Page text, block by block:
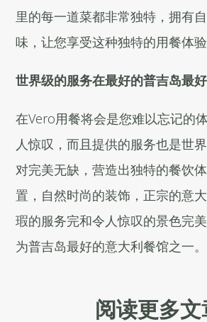
里的每一道菜都非常独特，拥有
味，让您享受这种独特的用餐体验
世界级的服务在最好的普吉岛最
在Vero用餐将会是您难以忘记的
人惊叹，而且提供的服务也是世
对完美无缺，营造出独特的餐饮
置，自然时尚的装饰，正宗的意
瑕的服务完和令人惊叹的景色完
为普吉岛最好的意大利餐馆之一。
阅读更多文